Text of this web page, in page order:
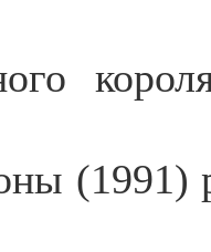
(1991)